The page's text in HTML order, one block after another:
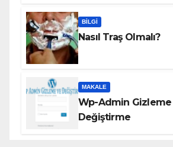
BILGI
Nasıl Traş Olmalı?
MAKALE
Wp-Admin Gizleme
Değiştirme